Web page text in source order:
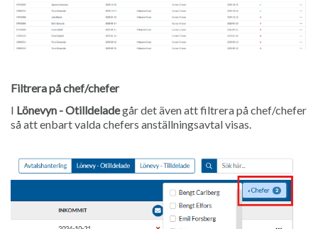
Filtrera på chef/chefer
I Lönevyn - Otilldeladegår det även att filtrera på chef/chefer
så att enbart valda chefers anställningsavtal visas.